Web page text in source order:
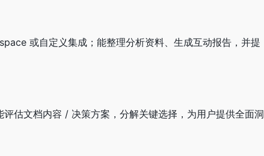
或自定义集成；能整理分析资料、生成互动报告，并提
估文档内容 / 决策方案，分解关键选择，为用户提供全面洞